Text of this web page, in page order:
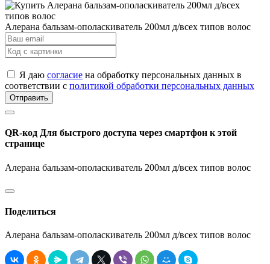
Алерана бальзам-ополаскиватель 200мл д/всех типов волос
Я даю согласие на обработку персональных данных в
соответствии с политикой обработки персональных данных
Отправить
QR-код Для быстрого доступа через смартфон к этой
странице
Алерана бальзам-ополаскиватель 200мл д/всех типов волос
Поделиться
Алерана бальзам-ополаскиватель 200мл д/всех типов волос